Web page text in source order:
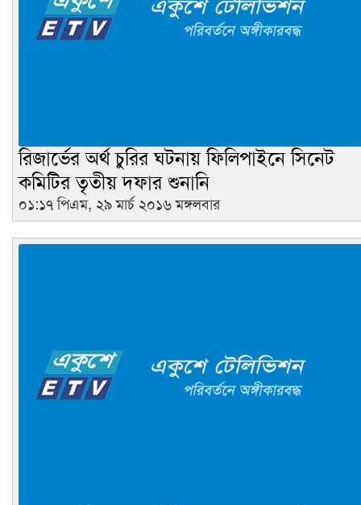
রিজার্ভের অর্থ চুরির ঘটনায় ফিলিপাইনে সিনেট
কমিটির তৃতীয় দফার শুনানি
০১:১৭ পিএম, ২৯ মার্চ ২০১৬ মঙ্গলবার